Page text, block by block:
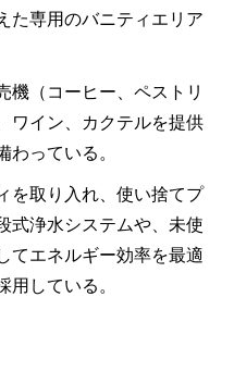
た専用のバニティエリア
機（コーヒー、ペストリ
ワイン、カクテルを提供
っている。
を取り入れ、使い捨てプ
式浄水システムや、未使
てエネルギー効率を最適
している。